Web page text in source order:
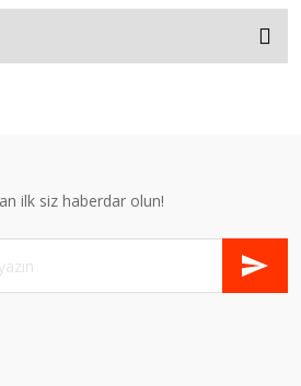
ilk siz haberdar olun!